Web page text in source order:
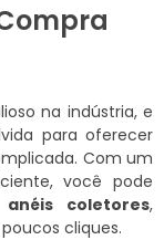
na indústria, e
para oferecer
Com um
você pode
anéis coletores,
cliques.